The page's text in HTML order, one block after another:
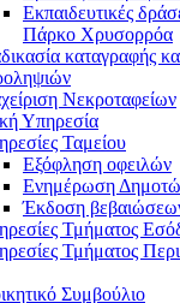
Εκπαιδευτικές
Πάρκο Χρυσορρόα
καταγραφής
Νεκροταφείων
Υπηρεσία
Ταμείου
Εξόφληση οφειλών
Ενημέρωση
Έκδοση
Τμήματος
Τμήματος
Συμβούλιο